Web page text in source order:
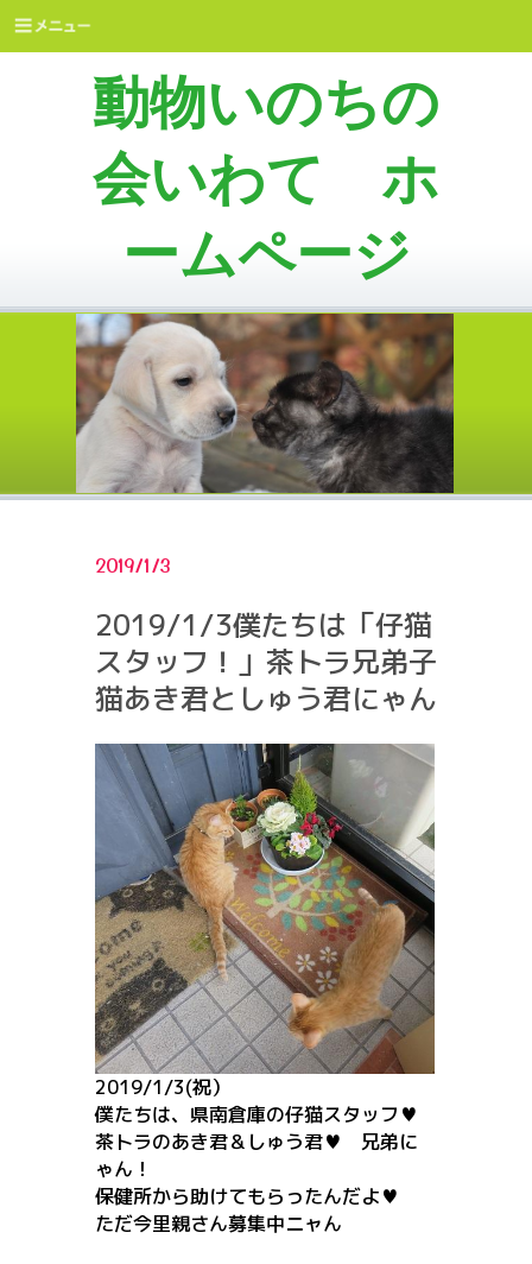
動物いのちの
会いわて ホ
ームページ
2019/1/3
2019/1/3僕たちは「仔猫
スタッフ！」茶トラ兄弟子
猫あき君としゅう君にゃん
2019/1/3(祝）
僕たちは、県南倉庫の仔猫スタッフ♥
茶トラのあき君＆しゅう君♥ 兄弟に
ゃん！
保健所から助けてもらったんだよ♥
ただ今里親さん募集中ニャん